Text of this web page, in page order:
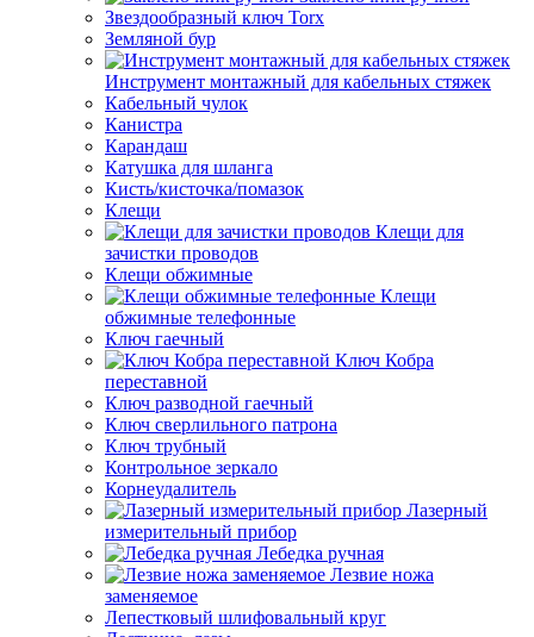
Звездообразный ключ Torx
Земляной бур
Инструмент монтажный для кабельных стяжек
Кабельный чулок
Канистра
Карандаш
Катушка для шланга
Кисть/кисточка/помазок
Клещи
Клещи для
зачистки проводов
Клещи обжимные
Клещи
обжимные телефонные
Ключ гаечный
Ключ Кобра
переставной
Ключ разводной гаечный
Ключ сверлильного патрона
Ключ трубный
Контрольное зеркало
Корнеудалитель
Лазерный
измерительный прибор
Лебедка ручная
Лезвие ножа
заменяемое
Лепестковый шлифовальный круг